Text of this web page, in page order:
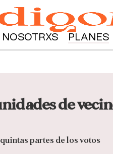
NOSOTRXS PLANES
de
partes de los votos